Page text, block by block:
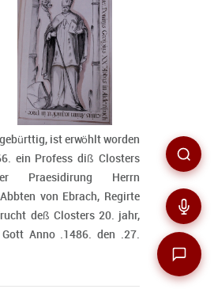
ist erwöhlt worden
ein Profess diß Closters
Praesidirung Herrn
von Ebrach, Regirte
deß Closters 20. jahr,
Anno .1486. den .27.